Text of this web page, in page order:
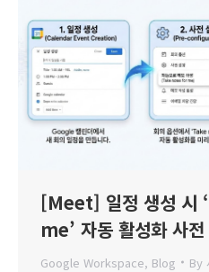
[Meet] 일정 생성
me’ 자동 활성화 사전
Google Workspace, Blog By